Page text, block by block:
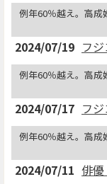
2024/07/19 フジ
例年60％越え。高成
2024/07/17 フジ
例年60％越え。高成
2024/07/11 俳優
例年60％越え。高成